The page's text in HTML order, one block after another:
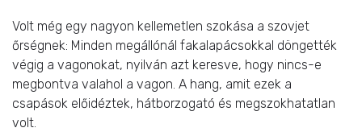
Volt még egy nagyon kellemetlen szokása a szovjet
őrségnek: Minden megállónál fakalapácsokkal döngették
végig a vagonokat, nyilván azt keresve, hogy nincs-e
megbontva valahol a vagon. A hang, amit ezek a
csapások előidéztek, hátborzogató és megszokhatatlan
volt.